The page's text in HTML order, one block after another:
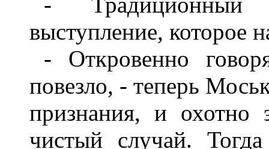
выступление, которое
- Откровенно
повезло, - теперь
признания, и охотно
чистый случай.